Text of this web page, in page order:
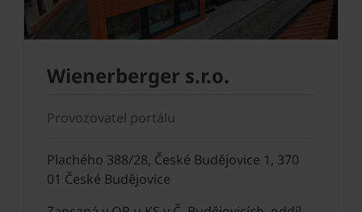
Wienerberger s.r.o.
Provozovatel portálu
Plachého 388/28, České Budějovice 1, 370
01 České Budějovice